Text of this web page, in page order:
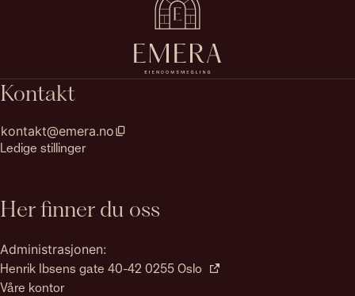
Kontakt
kontakt@emera.no
Ledige stillinger
Her finner du oss
Administrasjonen:
Henrik Ibsens gate 40-42 0255 Oslo
Våre kontor